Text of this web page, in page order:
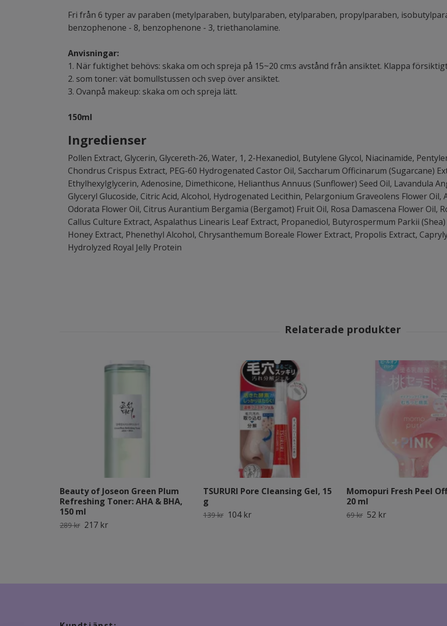
Fri från 6 typer av paraben (metylparaben, butylparaben, etylparaben, propylparaben,
benzophenone - 8, benzophenone - 3, triethanolamine.
Anvisningar:
1. När fuktighet behövs: skaka om och spreja på 15~20 cm:s avstånd från ansiktet. Klappa
2. som toner: vät bomullstussen och svep över ansiktet.
3. Ovanpå makeup: skaka om och spreja lätt.
150ml
Ingredienser
Pollen Extract, Glycerin, Glycereth-26, Water, 1, 2-Hexanediol, Butylene Glycol, Niacinamide,
Chondrus Crispus Extract, PEG-60 Hydrogenated Castor Oil, Saccharum Officinarum (Sugarcane)
Ethylhexylglycerin, Adenosine, Dimethicone, Helianthus Annuus (Sunflower) Seed Oil, Lavandula
Glyceryl Glucoside, Citric Acid, Alcohol, Hydrogenated Lecithin, Pelargonium Graveolens Flower
Odorata Flower Oil, Citrus Aurantium Bergamia (Bergamot) Fruit Oil, Rosa Damascena Flower Oil,
Callus Culture Extract, Aspalathus Linearis Leaf Extract, Propanediol, Butyrospermum Parkii
Honey Extract, Phenethyl Alcohol, Chrysanthemum Boreale Flower Extract, Propolis Extract,
Hydrolyzed Royal Jelly Protein
Beauty of Joseon Green Plum
Refreshing Toner: AHA & BHA,
150 ml
289 kr 217 kr
TSURURI Pore Cleansing Gel, 15
g
139 kr 104 kr
Momopuri Fresh Peel
20 ml
69 kr 52 kr